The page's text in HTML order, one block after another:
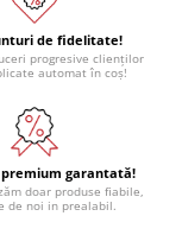
de fidelitate!
progresive clienților
automat în coș!
garantată!
doar produse fiabile,
de noi in prealabil.